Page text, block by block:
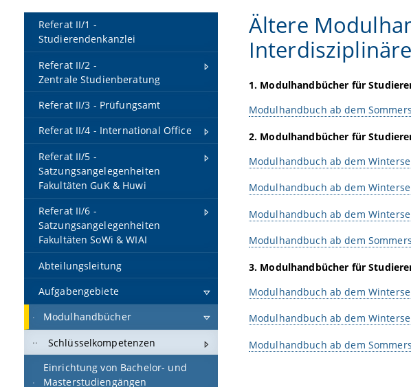
Referat II/1 -
Studierendenkanzlei
Referat II/2 -
Zentrale Studienberatung
Referat II/3 - Prüfungsamt
Referat II/4 - International Office
Referat II/5 -
Satzungsangelegenheiten
Fakultäten GuK & Huwi
Referat II/6 -
Satzungsangelegenheiten
Fakultäten SoWi & WIAI
Abteilungsleitung
Aufgabengebiete
Modulhandbücher
Schlüsselkompetenzen
Einrichtung von Bachelor- und
Masterstudiengängen
Ältere
1. Modulhandbücher für
Modulhandbuch ab dem
2. Modulhandbücher für
Modulhandbuch ab dem
Modulhandbuch ab dem
Modulhandbuch ab dem
Modulhandbuch ab dem
3. Modulhandbücher für
Modulhandbuch ab dem
Modulhandbuch ab dem
Modulhandbuch ab dem